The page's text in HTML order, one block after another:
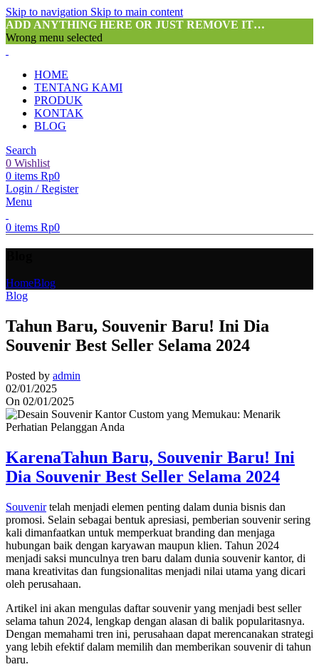
Skip to navigation Skip to main content
ADD ANYTHING HERE OR JUST REMOVE IT…
Wrong menu selected
HOME
TENTANG KAMI
PRODUK
KONTAK
BLOG
Search
0 Wishlist
0 items Rp0
Login / Register
Menu
0 items Rp0
HomeBlog
Blog
Tahun Baru, Souvenir Baru! Ini Dia
Souvenir Best Seller Selama 2024
Posted by admin
02/01/2025
On 02/01/2025
KarenaTahun Baru, Souvenir Baru! Ini
Dia Souvenir Best Seller Selama 2024
Souvenirtelah menjadi elemen penting dalam dunia bisnis dan
promosi. Selain sebagai bentuk apresiasi, pemberian souvenir sering
kali dimanfaatkan untuk memperkuat branding dan menjaga
hubungan baik dengan karyawan maupun klien. Tahun 2024
menjadi saksi munculnya tren baru dalam dunia souvenir kantor, di
mana kreativitas dan fungsionalitas menjadi nilai utama yang dicari
oleh perusahaan.
Artikel ini akan mengulas daftar souvenir yang menjadi best seller
selama tahun 2024, lengkap dengan alasan di balik popularitasnya.
Dengan memahami tren ini, perusahaan dapat merencanakan strategi
yang lebih efektif dalam memilih dan memberikan souvenir di tahun
baru.